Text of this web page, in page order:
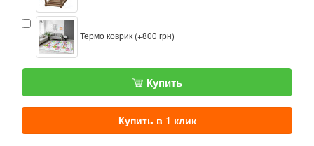
Термо коврик (+800 грн)
Купить
Купить в 1 клик